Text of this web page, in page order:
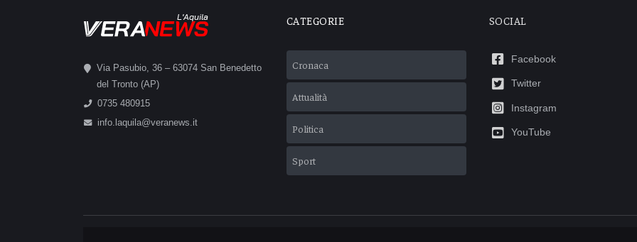
L'Aquila
Via Pasubio, 36 – 63074 San Benedetto
del Tronto (AP)
0735 480915
info.laquila@veranews.it
CATEGORIE
Cronaca
Attualità
Politica
Sport
SOCIAL
Facebook
Twitter
Instagram
YouTube